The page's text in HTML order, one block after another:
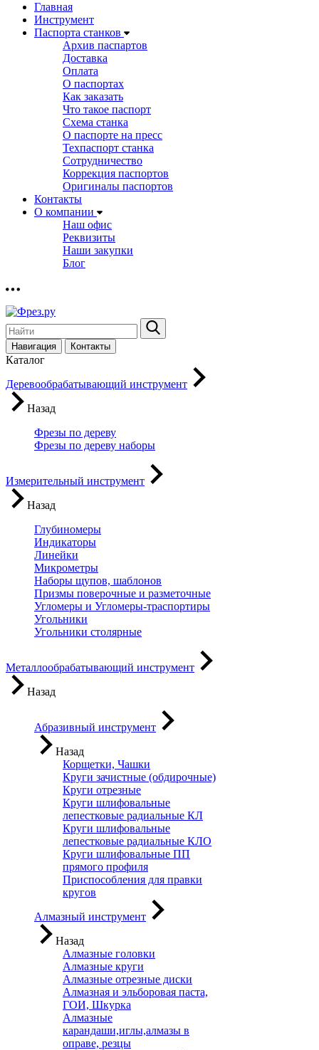
Главная
Инструмент
Паспорта станков
Архив паспартов
Доставка
Оплата
О паспортах
Как заказать
Что такое паспорт
Схема станка
О паспорте на пресс
Техпаспорт станка
Сотрудничество
Коррекция паспортов
Оригиналы паспортов
Контакты
О компании
Наш офис
Реквизиты
Наши закупки
Блог
Навигация Контакты
Каталог
Деревообрабатывающий инструмент
Назад
Фрезы по дереву
Фрезы по дереву наборы
Измерительный инструмент
Назад
Глубиномеры
Индикаторы
Линейки
Микрометры
Наборы щупов, шаблонов
Призмы поверочные и разметочные
Угломеры и Угломеры-траспортиры
Угольники
Угольники столярные
Металлообрабатывающий инструмент
Назад
Абразивный инструмент
Назад
Корщетки, Чашки
Круги зачистные (обдирочные)
Круги отрезные
Круги шлифовальные
лепестковые радиальные КЛ
Круги шлифовальные
лепестковые радиальные КЛО
Круги шлифовальные ПП
прямого профиля
Приспособления для правки
кругов
Алмазный инструмент
Назад
Алмазные головки
Алмазные круги
Алмазные отрезные диски
Алмазная и эльборовая паста,
ГОИ, Шкурка
Алмазные
карандаши,иглы,алмазы в
оправе, резцы